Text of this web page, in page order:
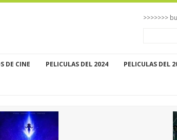
>>>>>>>
DE CINE PELICULAS DEL 2024 PELICULAS DEL